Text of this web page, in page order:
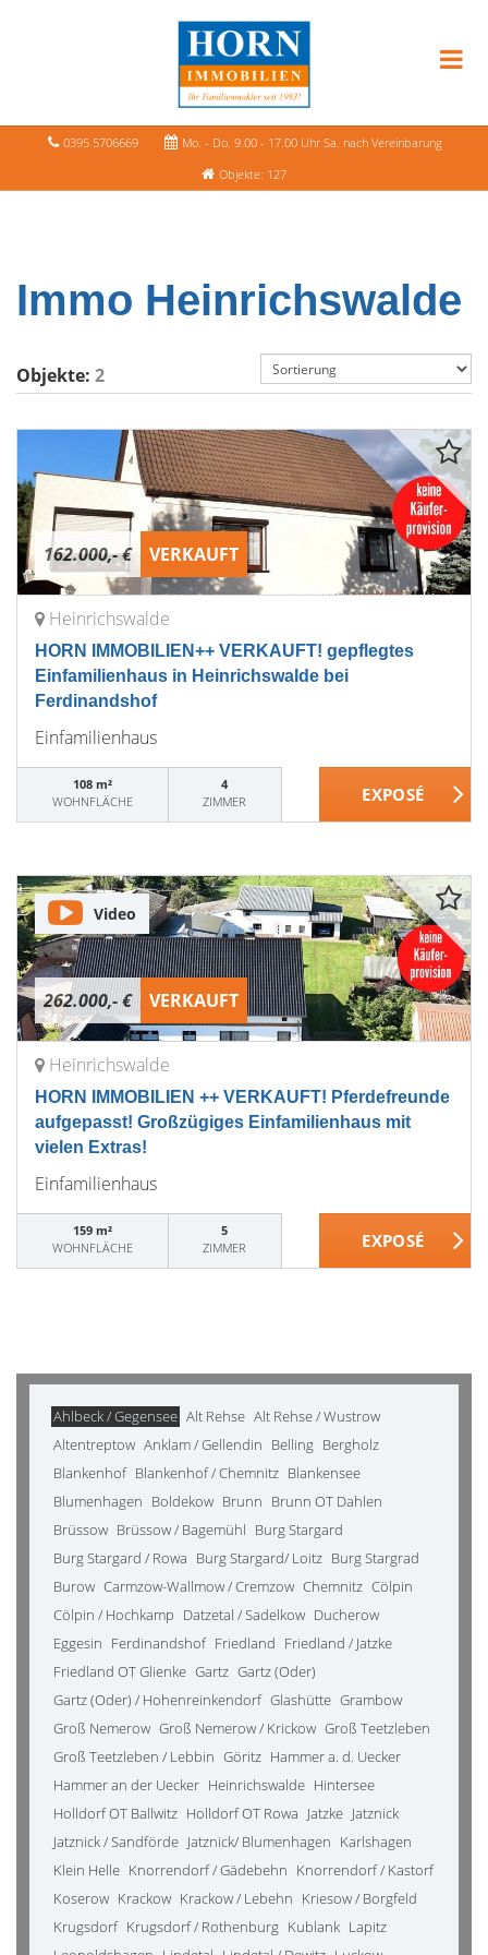
0395 5706669
Mo. - Do. 9.00 - 17.00 Uhr Sa. nach Vereinbarung
Objekte: 127
Immo Heinrichswalde
Objekte: 2
162.000,- € VERKAUFT
Heinrichswalde
HORN IMMOBILIEN++ VERKAUFT! gepflegtes
Einfamilienhaus in Heinrichswalde bei
Ferdinandshof
Einfamilienhaus
108 m²
WOHNFLÄCHE
4
ZIMMER
262.000,- € VERKAUFT
Video
Heinrichswalde
HORN IMMOBILIEN ++ VERKAUFT! Pferdefreunde
aufgepasst! Großzügiges Einfamilienhaus mit
vielen Extras!
Einfamilienhaus
159 m²
WOHNFLÄCHE
5
ZIMMER
Ahlbeck / Gegensee Alt Rehse Alt Rehse / Wustrow
Altentreptow Anklam / Gellendin Belling Bergholz
Blankenhof Blankenhof / Chemnitz Blankensee
Blumenhagen Boldekow Brunn Brunn OT Dahlen
Brüssow Brüssow / Bagemühl Burg Stargard
Burg Stargard / Rowa Burg Stargard/ Loitz Burg Stargrad
Burow Carmzow-Wallmow / Cremzow Chemnitz Cölpin
Cölpin / Hochkamp Datzetal / Sadelkow Ducherow
Eggesin Ferdinandshof Friedland Friedland / Jatzke
Friedland OT Glienke Gartz Gartz (Oder)
Gartz (Oder) / Hohenreinkendorf Glashütte Grambow
Groß Nemerow Groß Nemerow / Krickow Groß Teetzleben
Groß Teetzleben / Lebbin Göritz Hammer a. d. Uecker
Hammer an der Uecker Heinrichswalde Hintersee
Holldorf OT Ballwitz Holldorf OT Rowa Jatzke Jatznick
Jatznick / Sandförde Jatznick/ Blumenhagen Karlshagen
Klein Helle Knorrendorf / Gädebehn Knorrendorf / Kastorf
Koserow Krackow Krackow / Lebehn Kriesow / Borgfeld
Krugsdorf Krugsdorf / Rothenburg Kublank Lapitz